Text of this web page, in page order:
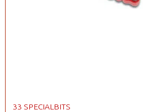
33 SPECIALBITS